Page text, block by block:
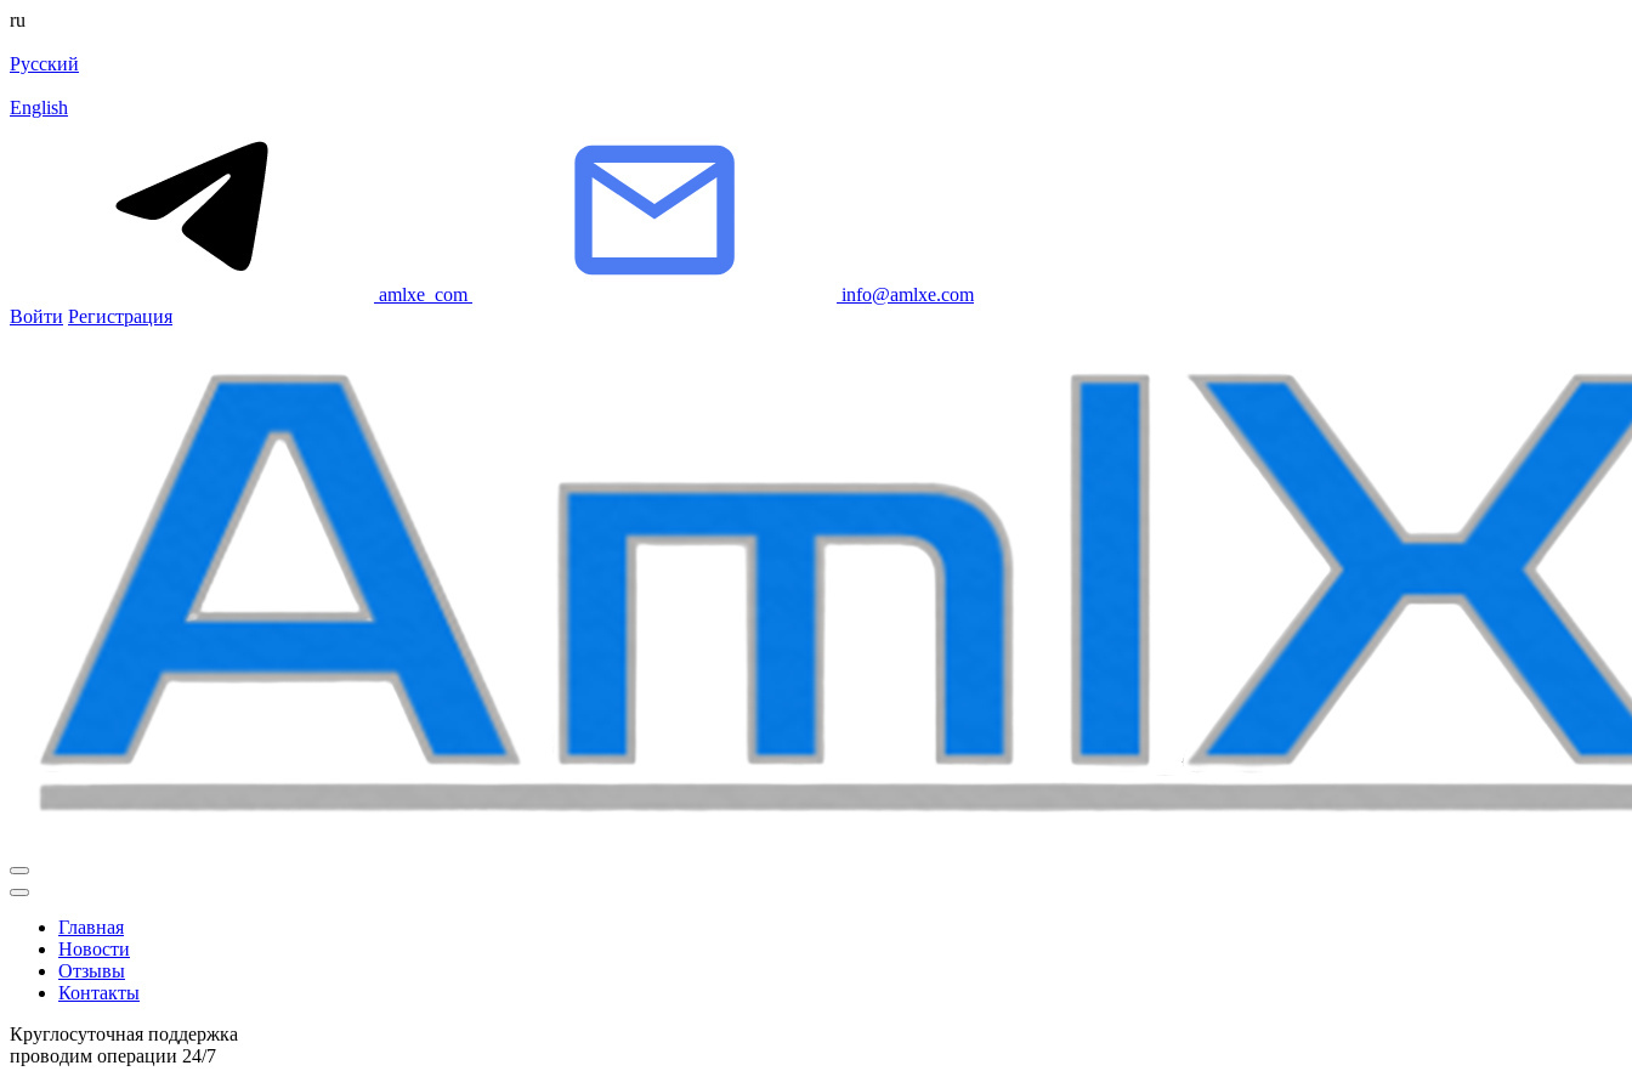
ru
Русский
English
amlxe_com
info@amlxe.com
Войти Регистрация
Главная
Новости
Отзывы
Контакты
Круглосуточная поддержка
проводим операции 24/7